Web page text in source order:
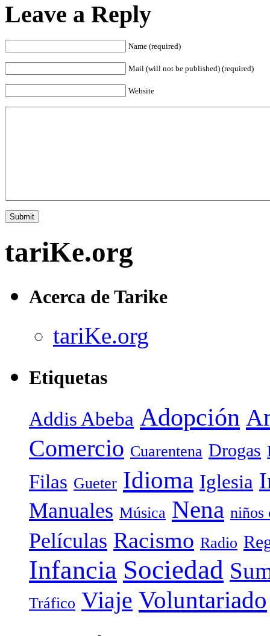
Leave a Reply
Name (required)
Mail (will not be published) (required)
Website
tariKe.org
Acerca de Tarike
tariKe.org
Etiquetas
Addis Abeba Adopción
Comercio Cuarentena Drogas
Filas Gueter Idioma Iglesia
Manuales Música Nena niños
Películas Racismo Radio
Infancia Sociedad
Tráfico Viaje Voluntariado